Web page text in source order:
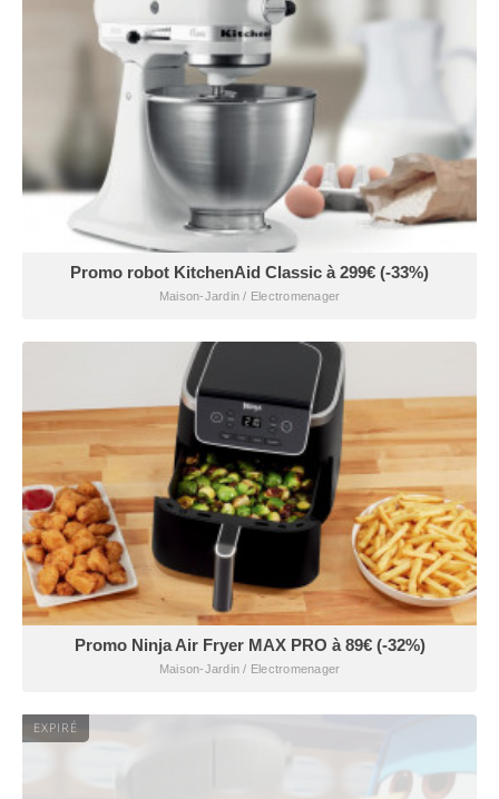
Promo robot KitchenAid Classic à 299€ (-33%)
Maison-Jardin / Electromenager
Promo Ninja Air Fryer MAX PRO à 89€ (-32%)
Maison-Jardin / Electromenager
EXPIRÉ